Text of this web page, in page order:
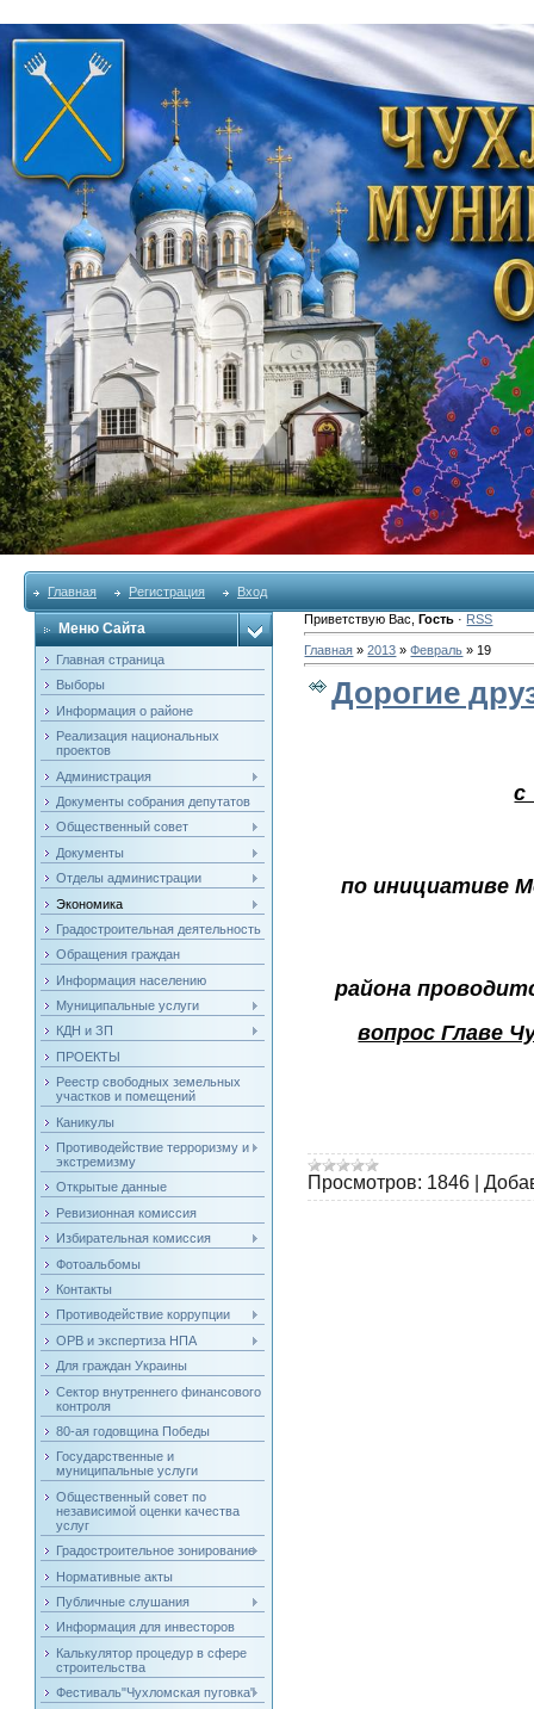
Главная Регистрация Вход
Меню Сайта
Главная страница
Выборы
Информация о районе
Реализация национальных
проектов
Администрация
Документы собрания депутатов
Общественный совет
Документы
Отделы администрации
Экономика
Градостроительная деятельность
Обращения граждан
Информация населению
Муниципальные услуги
КДН и ЗП
ПРОЕКТЫ
Реестр свободных земельных
участков и помещений
Каникулы
Противодействие терроризму и
экстремизму
Открытые данные
Ревизионная комиссия
Избирательная комиссия
Фотоальбомы
Контакты
Противодействие коррупции
ОРВ и экспертиза НПА
Для граждан Украины
Сектор внутреннего финансового
контроля
80-ая годовщина Победы
Государственные и
муниципальные услуги
Общественный совет по
независимой оценки качества
услуг
Градостроительное зонирование
Нормативные акты
Публичные слушания
Информация для инвесторов
Калькулятор процедур в сфере
строительства
Фестиваль"Чухломская пуговка"
Приветствую Вас ,Гость · RSS
Главная »2013 » Февраль » 19
Дорогие
с
по инициативе
района
вопрос Главе
Просмотров: 1846 |